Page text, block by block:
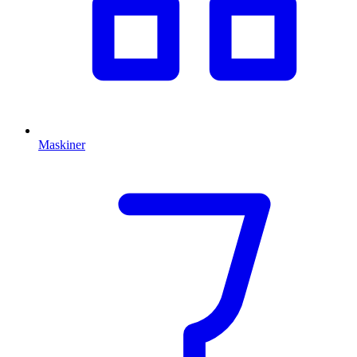
Maskiner